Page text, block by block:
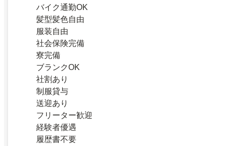
バイク通勤OK
髪型髪色自由
服装自由
社会保険完備
寮完備
ブランクOK
社割あり
制服貸与
送迎あり
フリーター歓迎
経験者優遇
履歴書不要